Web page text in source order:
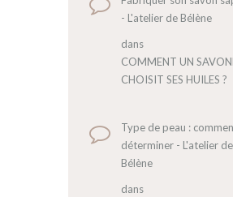
- L'atelier de Bélène
dans
COMMENT UN
CHOISIT SES HUILES ?
Type de peau :
déterminer - L'atelier de
Bélène
dans